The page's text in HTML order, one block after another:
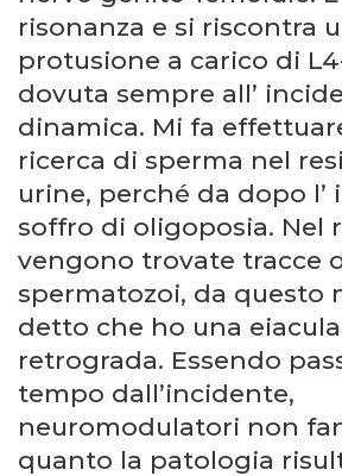
risonanza e si riscontra
protusione a carico di
dovuta sempre all’
dinamica. Mi fa
ricerca di sperma nel
urine, perché da dopo l’
soffro di oligoposia. Nel
vengono trovate tracce
spermatozoi, da questo
detto che ho una
retrograda. Essendo
tempo dall’incidente,
neuromodulatori non
quanto la patologia